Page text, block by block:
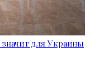
для Украины